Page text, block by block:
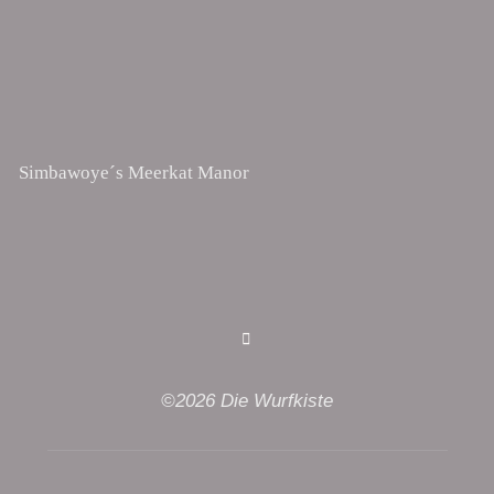
Simbawoye´s Meerkat Manor
©2026 Die Wurfkiste